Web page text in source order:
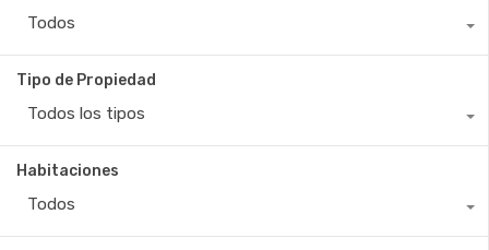
Todos
Tipo de Propiedad
Todos los tipos
Habitaciones
Todos